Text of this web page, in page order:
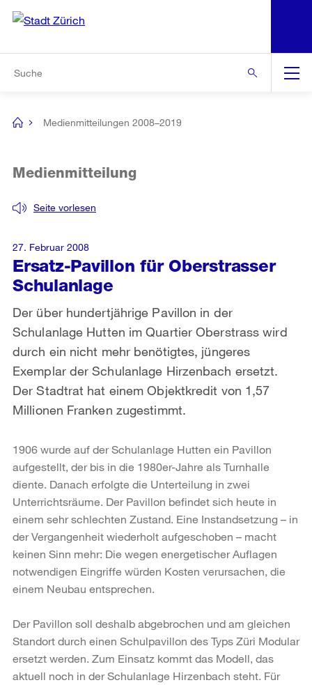
Navigation
[no
Medienmitteilungen 2008–2019
Ersatz-Pavillon für Oberstrasser
Schulanlage
Seite vorlesen
Medienmitteilung
Der über hundertjährige Pavillon in der
Schulanlage Hutten im Quartier Oberstrass wird
durch ein nicht mehr benötigtes, jüngeres
Exemplar der Schulanlage Hirzenbach ersetzt.
Der Stadtrat hat einem Objektkredit von 1,57
Millionen Franken zugestimmt.
27. Februar 2008
1906 wurde auf der Schulanlage Hutten ein Pavillon
aufgestellt, der bis in die 1980er-Jahre als Turnhalle
diente. Danach erfolgte die Unterteilung in zwei
Unterrichtsräume. Der Pavillon befindet sich heute in
einem sehr schlechten Zustand. Eine Instandsetzung – in
der Vergangenheit wiederholt aufgeschoben – macht
keinen Sinn mehr: Die wegen energetischer Auflagen
notwendigen Eingriffe würden Kosten verursachen, die
einem Neubau entsprechen.
Der Pavillon soll deshalb abgebrochen und am gleichen
Standort durch einen Schulpavillon des Typs Züri Modular
ersetzt werden. Zum Einsatz kommt das Modell, das
aktuell noch in der Schulanlage Hirzenbach steht. Für